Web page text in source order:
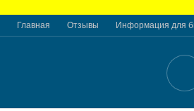
Главная Отзывы Информация для